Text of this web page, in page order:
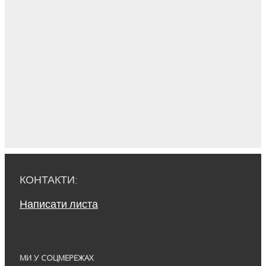
КОНТАКТИ:
Написати листа
МИ У СОЦМЕРЕЖАХ